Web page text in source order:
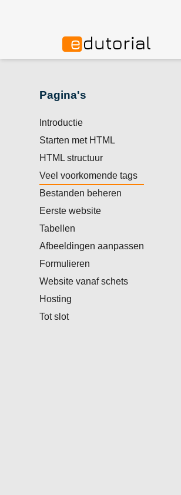
Pagina's
Introductie
Starten met HTML
HTML structuur
Veel voorkomende tags
Bestanden beheren
Eerste website
Tabellen
Afbeeldingen aanpassen
Formulieren
Website vanaf schets
Hosting
Tot slot